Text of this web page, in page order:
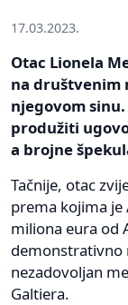
17.03.2023.
Otac Lionela
na društvenim
njegovom
produžiti
a brojne
Tačnije, otac
prema kojima
miliona eura od
demonstrativno
nezadovoljan
Galtiera.